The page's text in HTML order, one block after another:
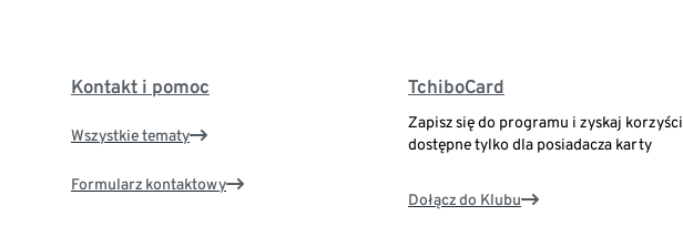
Kontakt i pomoc
Wszystkie tematy
Formularz kontaktowy
TchiboCard
Zapisz się do programu i zyskaj korzyści
dostępne tylko dla posiadacza karty
Dołącz do Klubu